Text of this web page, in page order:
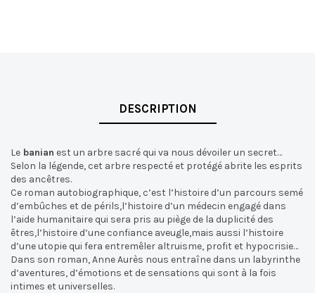
DESCRIPTION
Le banian est un arbre sacré qui va nous dévoiler un secret…
Selon la légende, cet arbre respecté et protégé abrite les esprits
des ancêtres.
Ce roman autobiographique, c’est l’histoire d’un parcours semé
d’embûches et de périls,l’histoire d’un médecin engagé dans
l’aide humanitaire qui sera pris au piège de la duplicité des
êtres,l’histoire d’une confiance aveugle,mais aussi l’histoire
d’une utopie qui fera entremêler altruisme, profit et hypocrisie…
Dans son roman, Anne Aurès nous entraîne dans un labyrinthe
d’aventures, d’émotions et de sensations qui sont à la fois
intimes et universelles.